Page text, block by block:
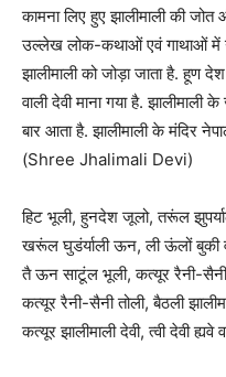
कामना लिए हुए झालीमाली की
उल्लेख लोक-कथाओं एवं गाथाओं में
झालीमाली को जोड़ा जाता है. हूण
वाली देवी माना गया है. झालीमाली
बार आता है. झालीमाली के मंदिर
(Shree Jhalimali Devi)
हिट भूली, हुनदेश जूलो, तरूंल
खरूंल घुडंर्याली ऊन, ली ऊंलों बुकी
तै ऊन साटूंल भूली, कत्यूर रैनी-सैनी
कत्यूर रैनी-सैनी तोली, बैठली
कत्यूर झालीमाली देवी, त्वी देवी ह्यवे